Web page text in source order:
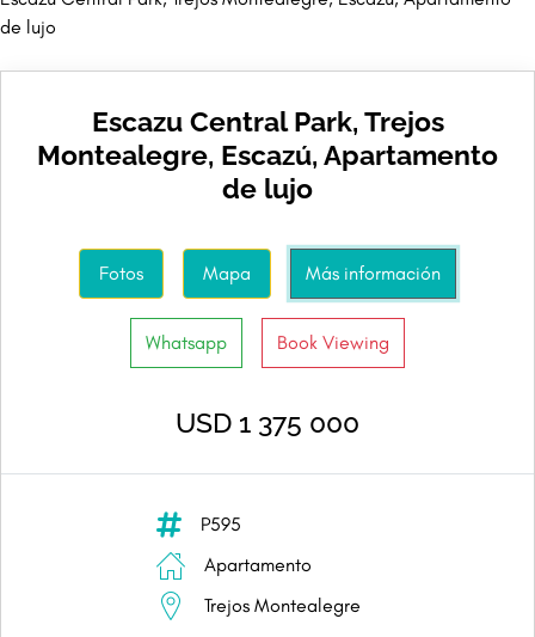
de lujo
Escazu Central Park, Trejos
Montealegre, Escazú, Apartamento
de lujo
Fotos Mapa Más información
Whatsapp Book Viewing
USD 1 375 000
P595
Apartamento
Trejos Montealegre